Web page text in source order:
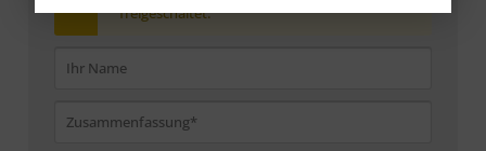
freigeschaltet.